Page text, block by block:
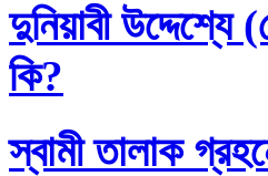
দুনিয়াবী
কি?
স্বামী তালাক